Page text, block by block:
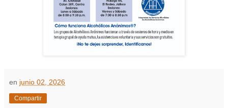
en junio 02, 2026
Compartir